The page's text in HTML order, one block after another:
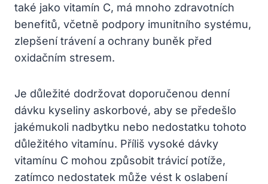
také jako vitamín C, má mnoho zdravotních
benefitů, včetně podpory imunitního systému,
zlepšení trávení a ochrany buněk před
oxidačním stresem.
Je důležité dodržovat doporučenou denní
dávku kyseliny askorbové, aby se předešlo
jakémukoli nadbytku nebo nedostatku tohoto
důležitého vitamínu. Příliš vysoké dávky
vitamínu C mohou způsobit trávicí potíže,
zatímco nedostatek může vést k oslabení